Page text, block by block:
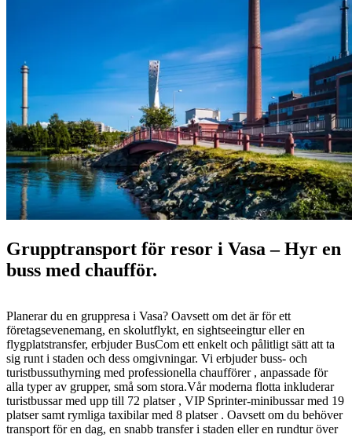
Grupptransport för resor i Vasa – Hyr en
buss med chaufför.
Planerar du en gruppresa i Vasa? Oavsett om det är för ett
företagsevenemang, en skolutflykt, en sightseeingtur eller en
flygplatstransfer, erbjuder BusCom ett enkelt och pålitligt sätt att ta
sig runt i staden och dess omgivningar. Vi erbjuder buss- och
turistbussuthyrning med professionella chaufförer , anpassade för
alla typer av grupper, små som stora.Vår moderna flotta inkluderar
turistbussar med upp till 72 platser , VIP Sprinter-minibussar med 19
platser samt rymliga taxibilar med 8 platser . Oavsett om du behöver
transport för en dag, en snabb transfer i staden eller en rundtur över